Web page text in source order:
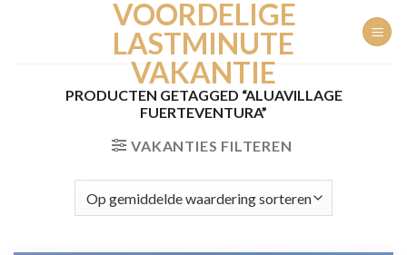
VOORDELIGE
LASTMINUTE
VAKANTIE
PRODUCTEN GETAGGED “ALUAVILLAGE
FUERTEVENTURA”
VAKANTIES FILTEREN